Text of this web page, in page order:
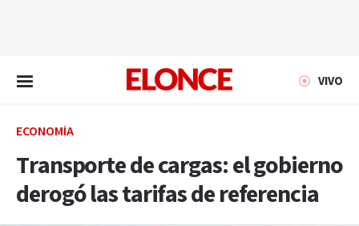
VIVO
ECONOMÍA
Transporte de cargas: el gobierno
derogó las tarifas de referencia